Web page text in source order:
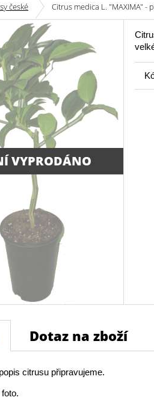
české Citrus medica L. "MAXIMA" -
VYPRODÁNO
Dotaz na zboží
citrusu připravujeme.